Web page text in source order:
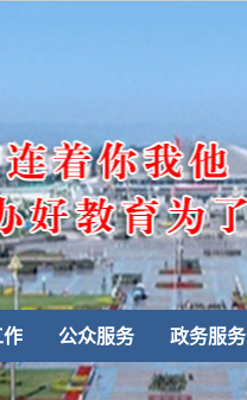
公众服务 政务服务